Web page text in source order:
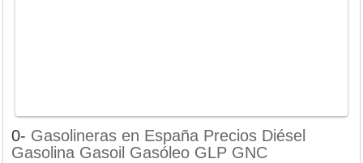
0- Gasolineras en España Precios Diésel
Gasolina Gasoil Gasóleo GLP GNC